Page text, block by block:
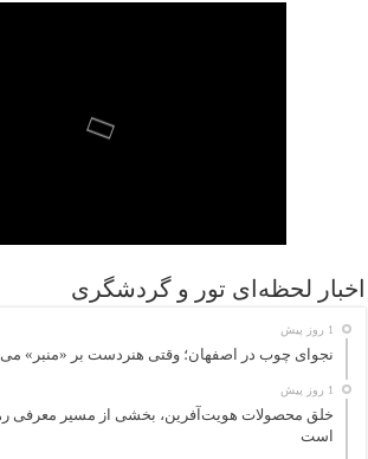
اخبار لحظه‌ای تور و گردشگری
1 روز پیش
نجوای چوب در اصفهان؛ وقتی هنردست بر «منبر»
1 روز پیش
خلق محصولات هویت‌آفرین، بخشی از مسیر معرفی
است